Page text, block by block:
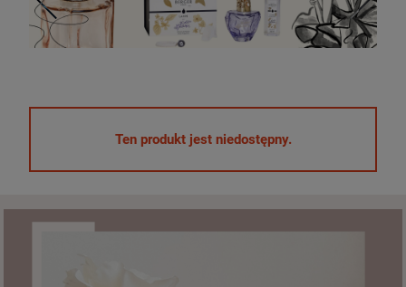
Ten produkt jest niedostępny.